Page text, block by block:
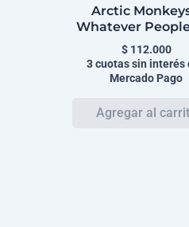
Arctic
Whatever
I Am, That’s What
Not
$112.000
3 cuotas sin interés
Mercado Pago